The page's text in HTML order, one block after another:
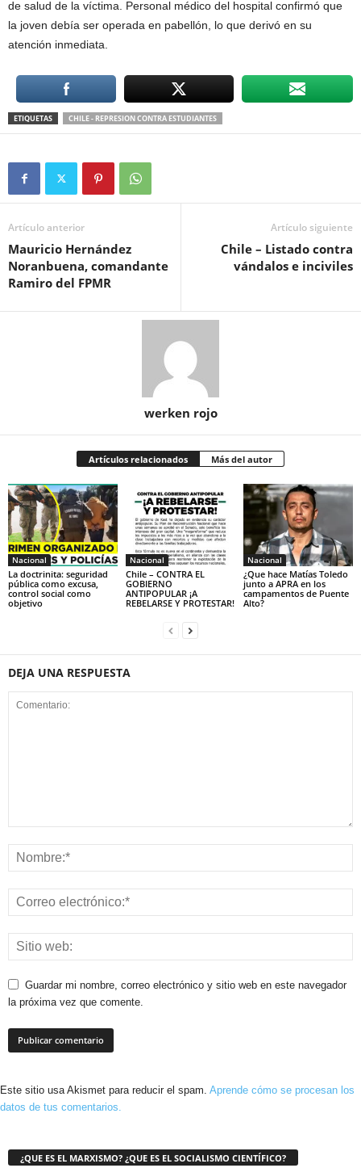
de salud de la víctima. Personal médico del hospital confirmó que
la joven debía ser operada en pabellón, lo que derivó en su
atención inmediata.
ETIQUETAS CHILE - REPRESION CONTRA ESTUDIANTES
Artículo anterior
Mauricio Hernández
Noranbuena, comandante
Ramiro del FPMR
Artículo siguiente
Chile – Listado contra
vándalos e inciviles
werken rojo
Artículos relacionados Más del autor
Nacional
La doctrinita: seguridad
pública como excusa,
control social como
objetivo
Nacional
Chile – CONTRA EL
GOBIERNO
ANTIPOPULAR ¡A
REBELARSE Y PROTESTAR!
Nacional
¿Que hace Matías Toledo
junto a APRA en los
campamentos de Puente
Alto?
DEJA UNA RESPUESTA
Guardar mi nombre, correo electrónico y sitio web en este navegador
la próxima vez que comente.
Este sitio usa Akismet para reducir el spam. Aprende cómo se procesan los
datos de tus comentarios.
¿QUE ES EL MARXISMO? ¿QUE ES EL SOCIALISMO CIENTÍFICO?